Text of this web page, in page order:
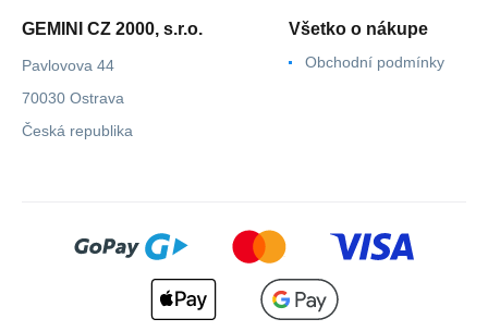
GEMINI CZ 2000, s.r.o.
Pavlovova 44
70030 Ostrava
Česká republika
Všetko o nákupe
Obchodní podmínky